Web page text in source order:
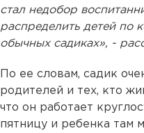
стал недобор
распределить детей по
обычных садиках», -
По ее словам, садик
родителей и тех, кто
что он работает
пятницу и ребенка там